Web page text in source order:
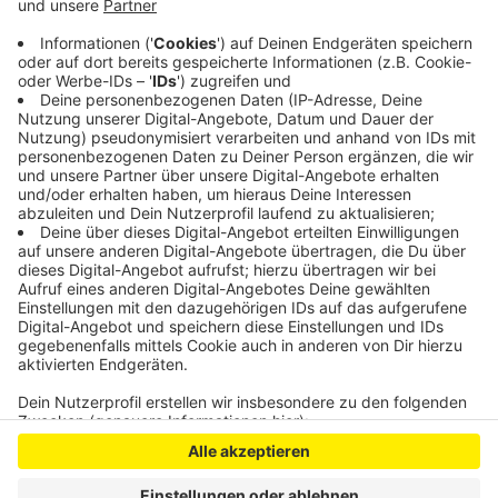
Anzeige
dem Gebiet bei einem Kontrollgang aufgefallen.
Die Polizei ermittelt seit dem Wochenende in dem
Fall.
Veröffentlicht:Montag, 03.08.2020 15:53
Anzeige
Anzeige